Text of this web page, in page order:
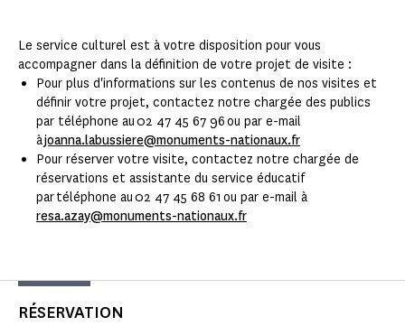
Le service culturel est à votre disposition pour vous
accompagner dans la définition de votre projet de visite :
Pour plus d'informations sur les contenus de nos visites et
définir votre projet, contactez notre chargée des publics
par téléphone au 02 47 45 67 96 ou par e-mail
àjoanna.labussiere@monuments-nationaux.fr
Pour réserver votre visite, contactez notre chargée de
réservations et assistante du service éducatif
par téléphone au 02 47 45 68 61 ou par e-mail à
resa.azay@monuments-nationaux.fr
RÉSERVATION